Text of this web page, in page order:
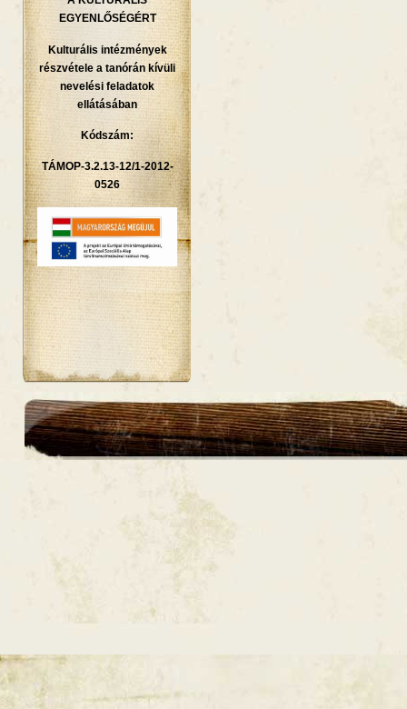
EGYENLŐSÉGÉRT
Kulturális intézmények
részvétele a tanórán kívüli
nevelési feladatok
ellátásában
Kódszám:
TÁMOP-3.2.13-12/1-2012-
0526